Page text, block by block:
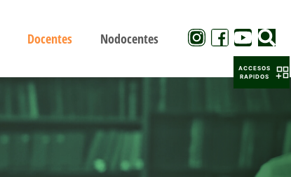
Docentes Nodocentes
ACCESOS
RAPIDOS